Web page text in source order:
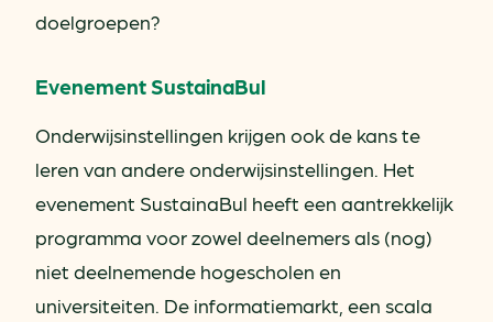
doelgroepen?
Evenement SustainaBul
Onderwijsinstellingen krijgen ook de kans te
leren van andere onderwijsinstellingen. Het
evenement SustainaBul heeft een aantrekkelijk
programma voor zowel deelnemers als (nog)
niet deelnemende hogescholen en
universiteiten. De informatiemarkt, een scala